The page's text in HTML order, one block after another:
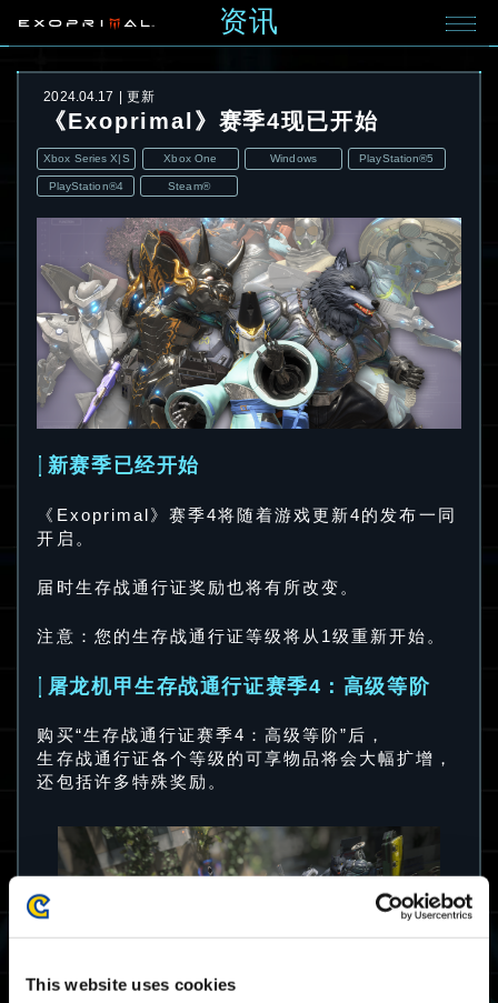
This website uses cookies
资讯
2024.04.17 更新
《Exoprimal》赛季4现已开始
Xbox Series X|S Xbox One Windows PlayStation®5
PlayStation®4 Steam®
新赛季已经开始
《Exoprimal》赛季4将随着游戏更新4的发布一同
开启。
届时生存战通行证奖励也将有所改变。
注意：您的生存战通行证等级将从1级重新开始。
屠龙机甲生存战通行证赛季4：高级等阶
购买“生存战通行证赛季4：高级等阶”后，
生存战通行证各个等级的可享物品将会大幅扩增，
还包括许多特殊奖励。